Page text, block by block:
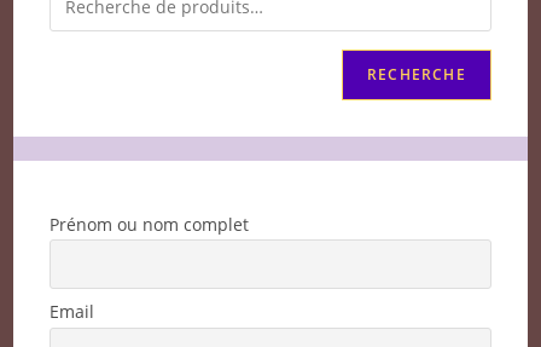
RECHERCHE
Prénom ou nom complet
Email